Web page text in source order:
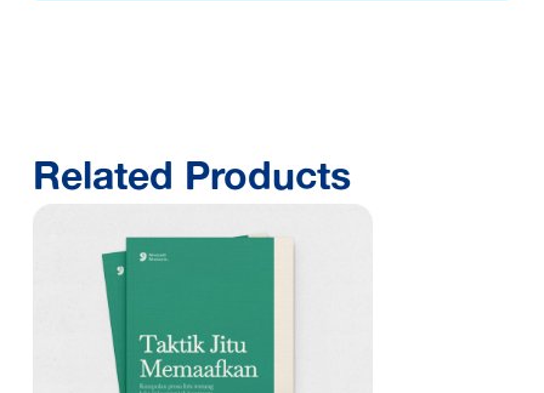
Related Products